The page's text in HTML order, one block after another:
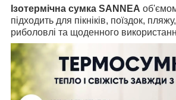
Ізотермічна сумка SANNEA
підходить для пікніків, поїздок,
риболовлі та щоденного